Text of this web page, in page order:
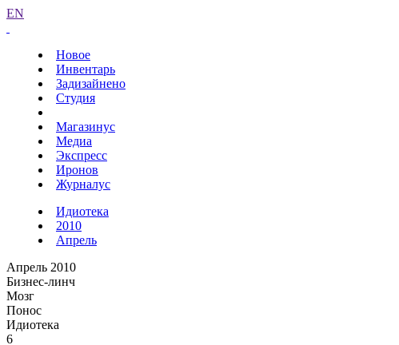
EN
Новое
Инвентарь
Задизайнено
Студия
Магазинус
Медиа
Экспресс
Иронов
Журналус
Идиотека
2010
Апрель
Апрель 2010
Бизнес-линч
Мозг
Понос
Идиотека
6